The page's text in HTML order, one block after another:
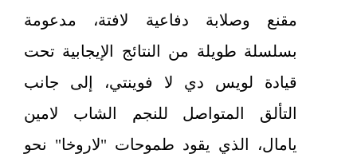
مقنع وصلابة دفاعية لافتة، مدعومة
بسلسلة طويلة من النتائج الإيجابية تحت
قيادة لويس دي لا فوينتي، إلى جانب
التألق المتواصل للنجم الشاب لامين
يامال، الذي يقود طموحات "لاروخا" نحو